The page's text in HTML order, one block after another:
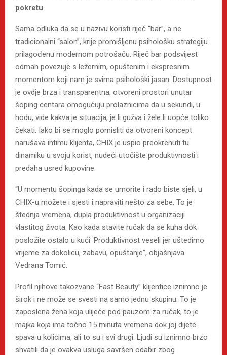
pokretu
Sama odluka da se u nazivu koristi riječ “bar”, a ne
tradicionalni “salon”, krije promišljenu psihološku strategiju
prilagođenu modernom potrošaču. Riječ bar podsvijest
odmah povezuje s ležernim, opuštenim i ekspresnim
momentom koji nam je svima psihološki jasan. Dostupnost
je ovdje brza i transparentna; otvoreni prostori unutar
šoping centara omogućuju prolaznicima da u sekundi, u
hodu, vide kakva je situacija, je li gužva i žele li uopće toliko
čekati. Iako bi se moglo pomisliti da otvoreni koncept
narušava intimu klijenta, CHIX je uspio preokrenuti tu
dinamiku u svoju korist, nudeći utočište produktivnosti i
predaha usred kupovine.
“U momentu šopinga kada se umorite i rado biste sjeli, u
CHIX-u možete i sjesti i napraviti nešto za sebe. To je
štednja vremena, dupla produktivnost u organizaciji
vlastitog života. Kao kada stavite ručak da se kuha dok
posložite ostalo u kući. Produktivnost veseli jer uštedimo
vrijeme za dokolicu, zabavu, opuštanje”, objašnjava
Vedrana Tomić.
Profil njihove takozvane “Fast Beauty” klijentice iznimno je
širok i ne može se svesti na samo jednu skupinu. To je
zaposlena žena koja ulijeće pod pauzom za ručak, to je
majka koja ima točno 15 minuta vremena dok joj dijete
spava u kolicima, ali to su i svi drugi. Ljudi su iznimno brzo
shvatili da je ovakva usluga savršen odabir zbog